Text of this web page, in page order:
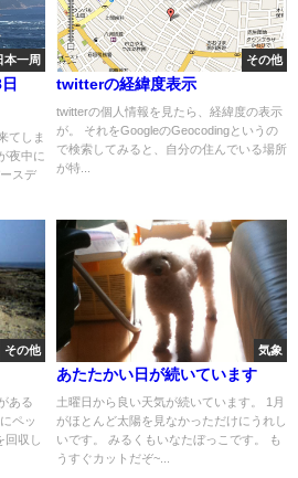
本一周
てしま
夜中に
スデ
その他
twitterの経緯度表示
twitterの個人情報を見たら、経緯度の表示
が。 それをGoogleのGeocodingというの
で検索してみると、自分の住んでいる場所
が特...
その他
ある
ペッ
回収し
気象
あたたかい日が続いています
土曜日から良い天気が続いています。 1月
がほとんど太陽を見なかっただけにうれし
いです。 みるくもいなたぼっこです。 も
うすぐカットだぞ~...